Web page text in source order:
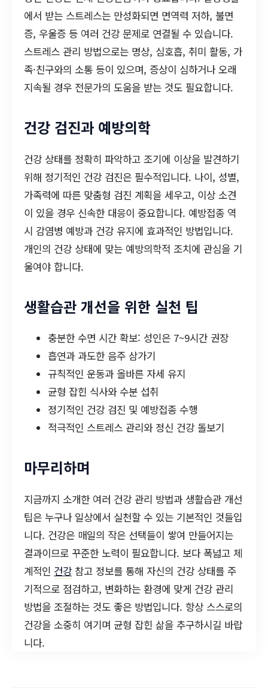
에서 받는 스트레스는 만성화되면 면역력 저하, 불면
증, 우울증 등 여러 건강 문제로 연결될 수 있습니다.
스트레스 관리 방법으로는 명상, 심호흡, 취미 활동, 가
족·친구와의 소통 등이 있으며, 증상이 심하거나 오래
지속될 경우 전문가의 도움을 받는 것도 필요합니다.
건강 검진과 예방의학
건강 상태를 정확히 파악하고 조기에 이상을 발견하기
위해 정기적인 건강 검진은 필수적입니다. 나이, 성별,
가족력에 따른 맞춤형 검진 계획을 세우고, 이상 소견
이 있을 경우 신속한 대응이 중요합니다. 예방접종 역
시 감염병 예방과 건강 유지에 효과적인 방법입니다.
개인의 건강 상태에 맞는 예방의학적 조치에 관심을 기
울여야 합니다.
생활습관 개선을 위한 실천 팁
충분한 수면 시간 확보: 성인은 7~9시간 권장
흡연과 과도한 음주 삼가기
규칙적인 운동과 올바른 자세 유지
균형 잡힌 식사와 수분 섭취
정기적인 건강 검진 및 예방접종 수행
적극적인 스트레스 관리와 정신 건강 돌보기
마무리하며
지금까지 소개한 여러 건강 관리 방법과 생활습관 개선
팁은 누구나 일상에서 실천할 수 있는 기본적인 것들입
니다. 건강은 매일의 작은 선택들이 쌓여 만들어지는
결과이므로 꾸준한 노력이 필요합니다. 보다 폭넓고 체
계적인 건강 참고 정보를 통해 자신의 건강 상태를 주
기적으로 점검하고, 변화하는 환경에 맞게 건강 관리
방법을 조절하는 것도 좋은 방법입니다. 항상 스스로의
건강을 소중히 여기며 균형 잡힌 삶을 추구하시길 바랍
니다.